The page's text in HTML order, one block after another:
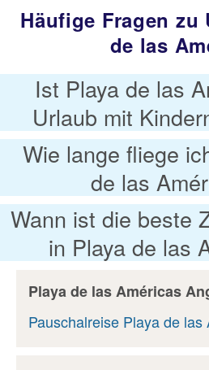
Häufige Fragen zu
de las
Ist Playa de las
Urlaub mit
Wie lange fliege
de las
Wann ist die beste
in Playa de las
Playa de las Américas
Pauschalreise Playa de las